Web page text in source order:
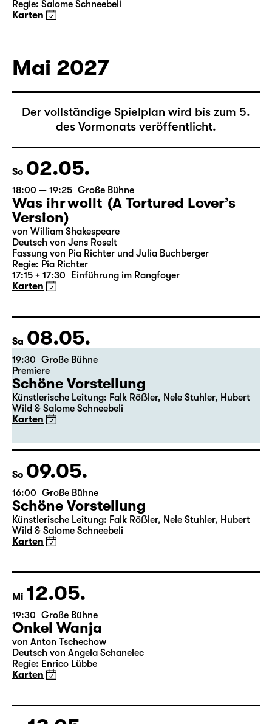
Bernarda Albas Haus
Karten
Mai 2027
Der vollständige Spielplan wird bis zum 5.
des Vormonats veröffentlicht.
So 02.05.
18:00 — 19:25 Große Bühne
Was ihr wollt (A Tortured Lover’s
Version)
von William Shakespeare
Deutsch von Jens Roselt
17:15 + 17:30 Einführung im Rangfoyer
Karten
Sa 08.05.
19:30
Große Bühne
Premiere
Schöne Vorstellung
Künstlerische Leitung: Falk Röẞler, Nele Stuhler, Hubert
Wild & Salome Schneebeli
Karten
So 09.05.
16:00 Große Bühne
Schöne Vorstellung
Wild & Salome Schneebeli
Karten
Mi 12.05.
19:30 Große Bühne
Onkel Wanja
Regie: Enrico Lübbe
Karten